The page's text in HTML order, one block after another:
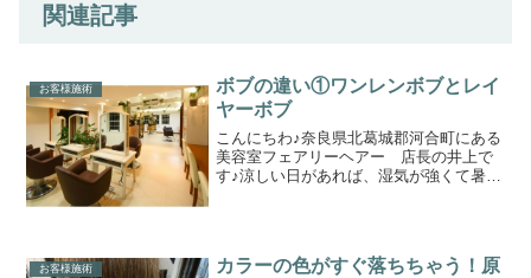
関連記事
お客様施術
ボブの違い①ワンレンボブとレイ
ヤーボブ
こんにちわ♪奈良県北葛城郡河合町にある
美容室フェアリーヘアー 店長の井上で
す♪涼しい日があれば、湿気が強くて暑い
しょうね♪もち...
お客様施術
カラーの色がすぐ落ちちゃう！原